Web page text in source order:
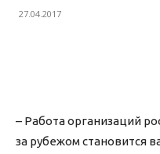
27.04.2017
– Работа организаций
за рубежом становится